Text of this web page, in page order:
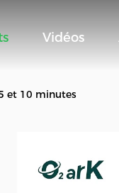
Vidéos
et 10 minutes